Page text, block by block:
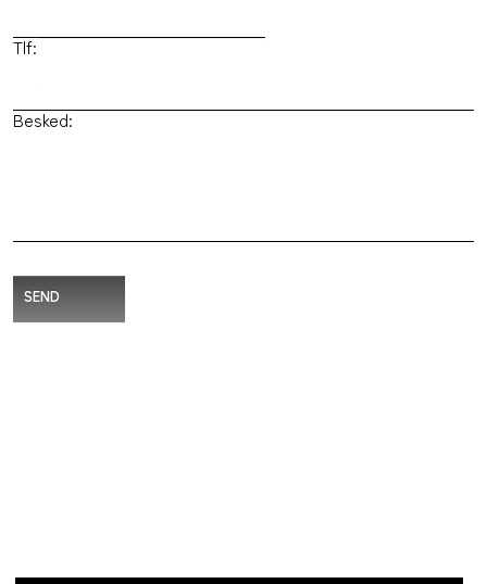
Tlf:
Besked:
SEND